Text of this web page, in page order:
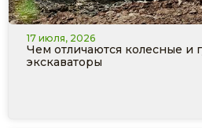
17 июля, 2026
Чем отличаются колесные и
экскаваторы